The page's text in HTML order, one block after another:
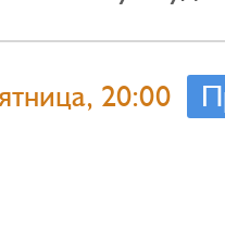
20:00